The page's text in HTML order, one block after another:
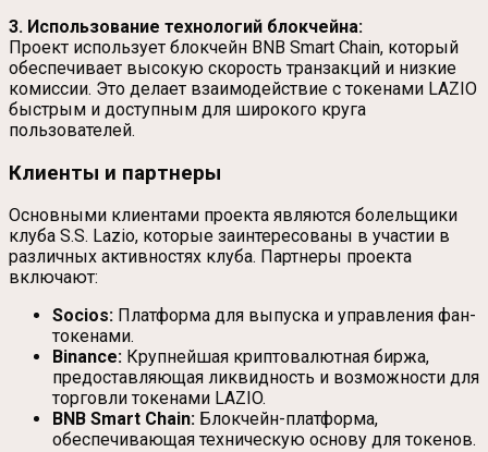
3. Использование технологий блокчейна:
Проект использует блокчейн BNB Smart Chain, который
обеспечивает высокую скорость транзакций и низкие
комиссии. Это делает взаимодействие с токенами LAZIO
быстрым и доступным для широкого круга
пользователей.
Клиенты и партнеры
Основными клиентами проекта являются болельщики
клуба S.S. Lazio, которые заинтересованы в участии в
различных активностях клуба. Партнеры проекта
включают:
Socios: Платформа для выпуска и управления фан-
токенами.
Binance: Крупнейшая криптовалютная биржа,
предоставляющая ликвидность и возможности для
торговли токенами LAZIO.
BNB Smart Chain: Блокчейн-платформа,
обеспечивающая техническую основу для токенов.